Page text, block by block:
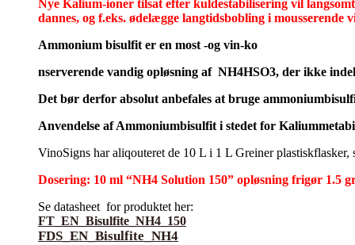
Nye Kalium-ioner tilsat efter kuldestabilisering vil
dannes, og f.eks. ødelægge langtidsbobling i
Ammonium bisulfit er en most -og vin-ko
nserverende vandig opløsning af NH4HSO3, der ikke
Det bør derfor absolut anbefales at bruge
Anvendelse af Ammoniumbisulfit i stedet for
VinoSigns har aliqouteret de 10 L i 1 L Greiner
Dosering: 10 ml “NH4 Solution 150” opløsning frigør 1.5
Se datasheet for produktet her:
FT_EN_Bisulfite_NH4_150
FDS_EN_Bisulfite_NH4